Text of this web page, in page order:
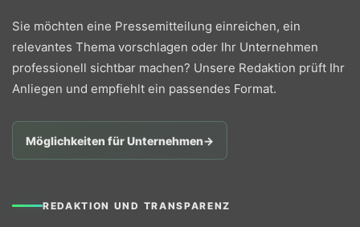
Sie möchten eine Pressemitteilung einreichen, ein
relevantes Thema vorschlagen oder Ihr Unternehmen
professionell sichtbar machen? Unsere Redaktion prüft Ihr
Anliegen und empfiehlt ein passendes Format.
Möglichkeiten für Unternehmen→
REDAKTION UND TRANSPARENZ